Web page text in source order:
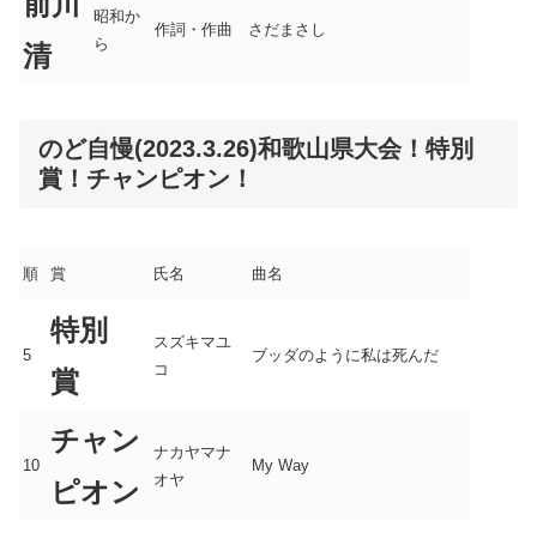
清
昭和か
ら
作詞・作曲 さだまさし
のど自慢(2023.3.26)和歌山県大会！特別
賞！チャンピオン！
順 賞 氏名 曲名
5
特別
賞
スズキマユ
コ
ブッダのように私は死んだ
10
チャン
ピオン
ナカヤマナ
オヤ
My Way